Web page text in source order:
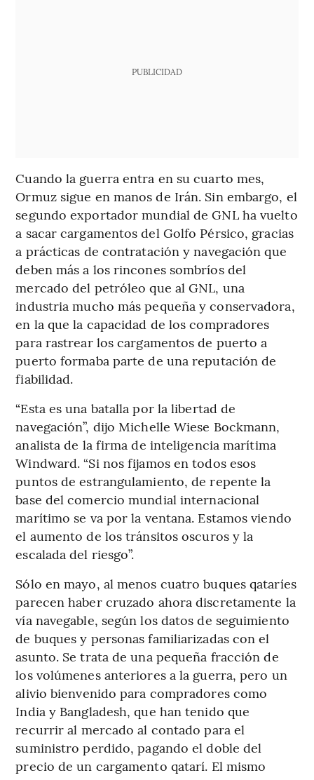
PUBLICIDAD
Cuando la guerra entra en su cuarto mes,
Ormuz sigue en manos de Irán. Sin embargo, el
segundo exportador mundial de GNL ha vuelto
a sacar cargamentos del Golfo Pérsico, gracias
a prácticas de contratación y navegación que
deben más a los rincones sombríos del
mercado del petróleo que al GNL, una
industria mucho más pequeña y conservadora,
en la que la capacidad de los compradores
para rastrear los cargamentos de puerto a
puerto formaba parte de una reputación de
fiabilidad.
“Esta es una batalla por la libertad de
navegación”, dijo Michelle Wiese Bockmann,
analista de la firma de inteligencia marítima
Windward. “Si nos fijamos en todos esos
puntos de estrangulamiento, de repente la
base del comercio mundial internacional
marítimo se va por la ventana. Estamos viendo
el aumento de los tránsitos oscuros y la
escalada del riesgo”.
Sólo en mayo, al menos cuatro buques qataríes
parecen haber cruzado ahora discretamente la
vía navegable, según los datos de seguimiento
de buques y personas familiarizadas con el
asunto. Se trata de una pequeña fracción de
los volúmenes anteriores a la guerra, pero un
alivio bienvenido para compradores como
India y Bangladesh, que han tenido que
recurrir al mercado al contado para el
suministro perdido, pagando el doble del
precio de un cargamento qatarí. El mismo